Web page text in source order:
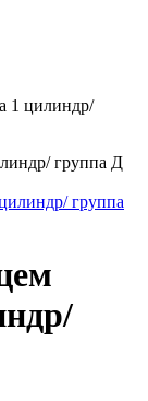
1 цилиндр/
группа Д